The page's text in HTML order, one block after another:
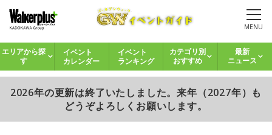
MENU
エリアから探
す
イベント
カレンダー
イベント
ランキング
カテゴリ別
おすすめ
最新
ニュース
2026年の更新は終了いたしました。来年（2027年）も
どうぞよろしくお願いします。